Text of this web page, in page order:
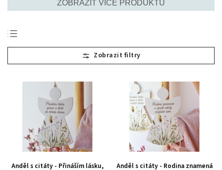
ZOBRAZIT VÍCE PRODUKTŮ
Doporučujeme
Nejlevnější
Nejdražší
Nejprodávanější
Abecedně
Anděl s citáty - Přináším lásku,
Anděl s citáty - Rodina znamená